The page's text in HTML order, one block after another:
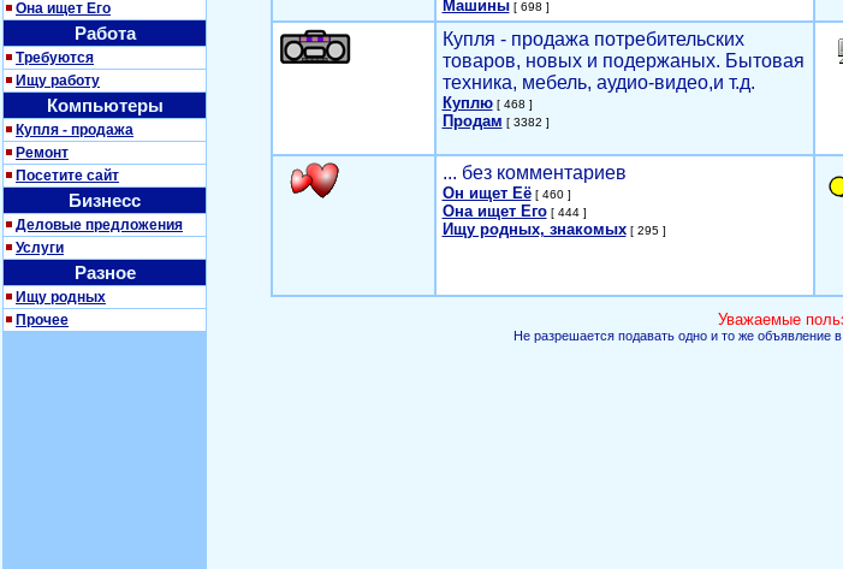
Она ищет Его
Работа
Требуются
Ищу работу
Компьютеры
Купля - продажа
Ремонт
Посетите сайт
Бизнесс
Деловые предложения
Услуги
Разное
Ищу родных
Прочее
Машины[ 698 ]
Купля - продажа потребительских
товаров, новых и подержаных. Бытовая
техника, мебель, аудио-видео,и т.д.
Куплю[ 468 ]
Продам [ 3382 ]
... без комментариев
Он ищет Её[ 460 ]
Она ищет Его[ 444 ]
Ищу родных, знакомых[ 295 ]
Уважаемые
Не разрешается подавать одно и то же объявление